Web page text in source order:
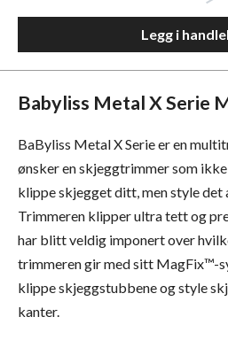
Legg i
Babyliss Metal X Serie
BaByliss Metal X Serie er en
ønsker en skjeggtrimmer som
klippe skjegget ditt, men style det
Trimmeren klipper ultra tett og
har blitt veldig imponert over
trimmeren gir med sitt MagFix™-
klippe skjeggstubbene og style
kanter.